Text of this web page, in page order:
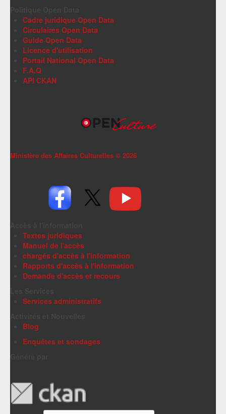
Cadre juridique Open Data
Circulaires Open Data
Guide Open Data
Licence d'utilisation
Portail National Open Data
F.A.Q
API CKAN
Ministère des Affaires Culturelles © 2026
Textes juridiques
Manuel de l'accès
chargés d'accès à l'information
Rapports d'accès à l'information
Demande d'accès et recours
Services administratifs
Blog
Enquêtes et sondages